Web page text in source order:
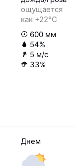
ощущается
как +22°C
600 мм
54%
5 м/с
33%
Днем